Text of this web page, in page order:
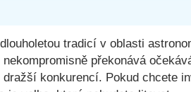
tradicí v oblasti
překonává
konkurencí. Pokud chcete